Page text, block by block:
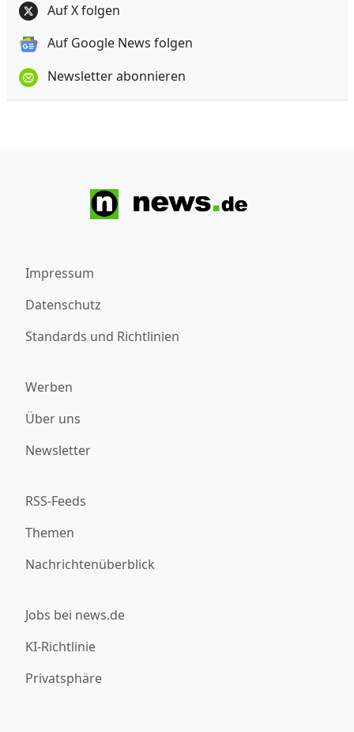
Auf X folgen
Auf Google News folgen
Newsletter abonnieren
Impressum
Datenschutz
Standards und Richtlinien
Werben
Über uns
Newsletter
RSS-Feeds
Themen
Nachrichtenüberblick
Jobs bei news.de
KI-Richtlinie
Privatsphäre